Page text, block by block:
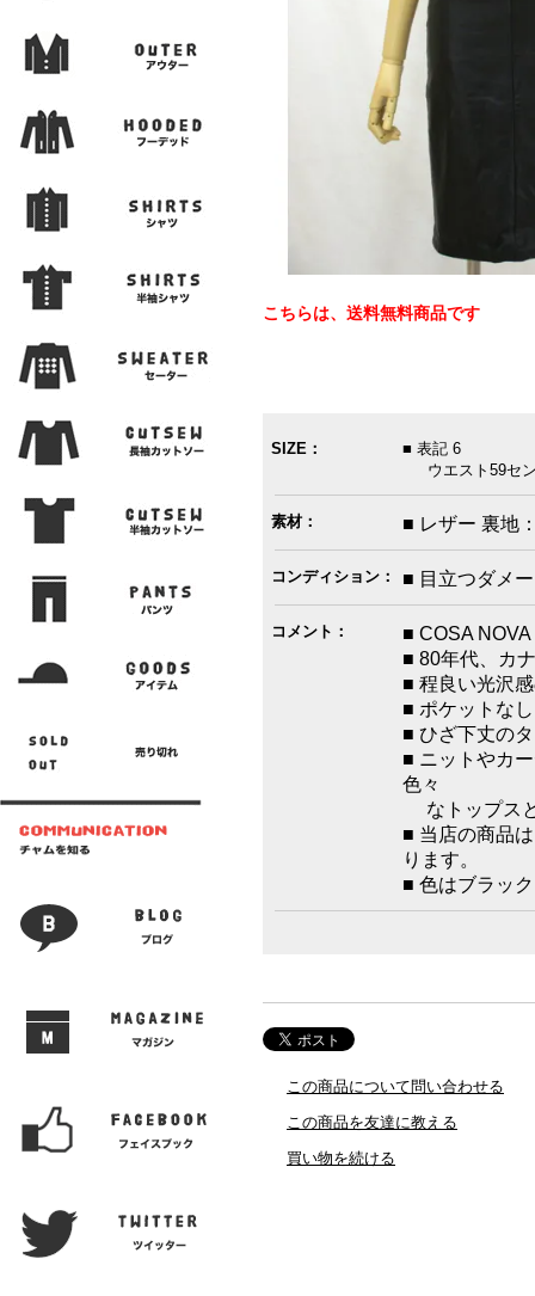
こちらは、送料無料商品です
SIZE：
■ 表記 6
ウエスト59セ
素材： ■ レザー 裏地
コンディション： ■ 目立つダメ
コメント：
■ COSA
■ 80年代、カ
■ 程良い光沢
■ ポケットな
■ ひざ下丈の
■ ニットやカ
色々
なトップス
■ 当店の商品
ります。
■ 色はブラッ
この商品について問い合わせる
この商品を友達に教える
買い物を続ける